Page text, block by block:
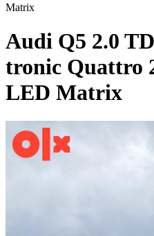
Matrix
Audi Q5 2.0
tronic Quattro
LED Matrix